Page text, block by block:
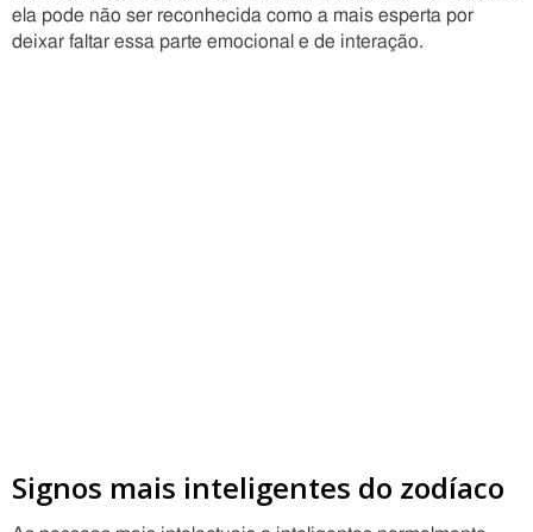
ela pode não ser reconhecida como a mais esperta por
deixar faltar essa parte emocional e de interação.
Signos mais inteligentes do zodíaco